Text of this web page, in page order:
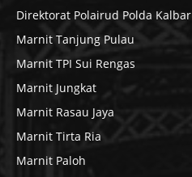
Direktorat Polairud Polda Kalbar
Marnit Tanjung Pulau
Marnit TPI Sui Rengas
Marnit Jungkat
Marnit Rasau Jaya
Marnit Tirta Ria
Marnit Paloh